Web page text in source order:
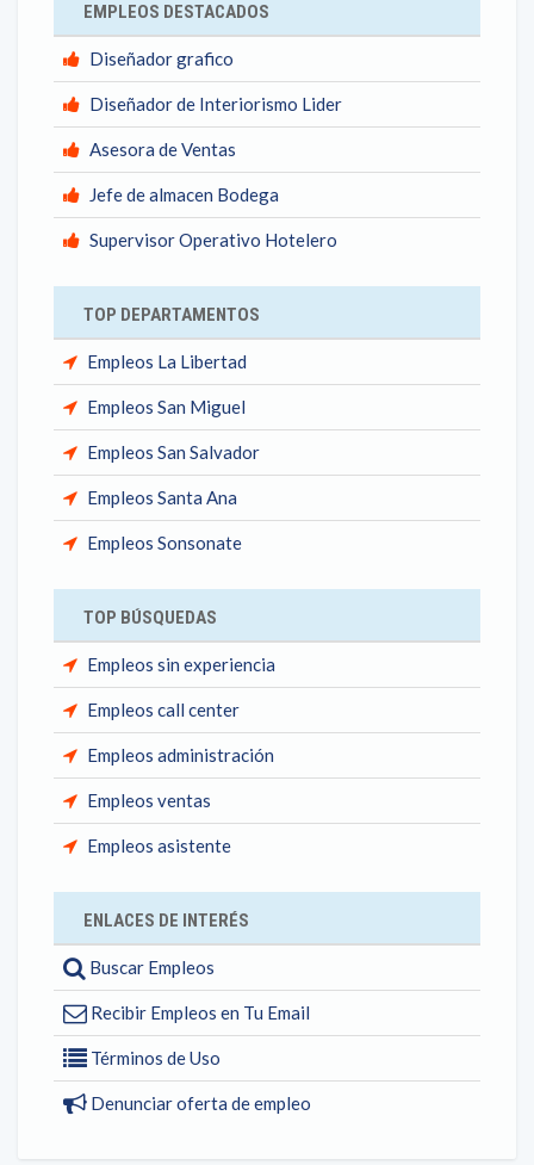
EMPLEOS DESTACADOS
Diseñador grafico
Diseñador de Interiorismo Lider
Asesora de Ventas
Jefe de almacen Bodega
Supervisor Operativo Hotelero
TOP DEPARTAMENTOS
Empleos La Libertad
Empleos San Miguel
Empleos San Salvador
Empleos Santa Ana
Empleos Sonsonate
TOP BÚSQUEDAS
Empleos sin experiencia
Empleos call center
Empleos administración
Empleos ventas
Empleos asistente
ENLACES DE INTERÉS
Buscar Empleos
Recibir Empleos en Tu Email
Términos de Uso
Denunciar oferta de empleo